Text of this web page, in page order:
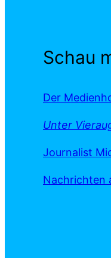
Schau
Der
Unter
Journalist
Nachrichten